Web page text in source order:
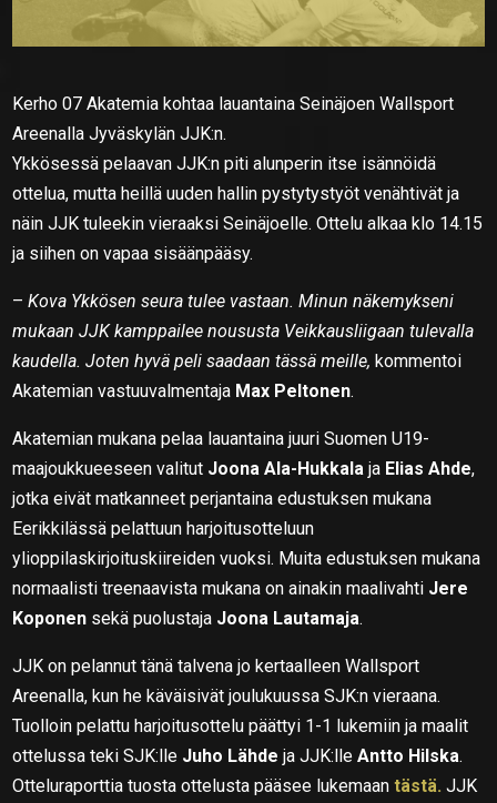
Kerho 07 Akatemia kohtaa lauantaina Seinäjoen Wallsport
Areenalla Jyväskylän JJK:n.
Ykkösessä pelaavan JJK:n piti alunperin itse isännöidä
ottelua, mutta heillä uuden hallin pystytystyöt venähtivät ja
näin JJK tuleekin vieraaksi Seinäjoelle. Ottelu alkaa klo 14.15
ja siihen on vapaa sisäänpääsy.
–Kova Ykkösen seura tulee vastaan. Minun näkemykseni
mukaan JJK kamppailee noususta Veikkausliigaan tulevalla
kaudella. Joten hyvä peli saadaan tässä meille, kommentoi
Akatemian vastuuvalmentaja Max Peltonen.
Akatemian mukana pelaa lauantaina juuri Suomen U19-
maajoukkueeseen valitut Joona Ala-Hukkala ja Elias Ahde,
jotka eivät matkanneet perjantaina edustuksen mukana
Eerikkilässä pelattuun harjoitusotteluun
ylioppilaskirjoituskiireiden vuoksi. Muita edustuksen mukana
normaalisti treenaavista mukana on ainakin maalivahti Jere
Koponen sekä puolustaja Joona Lautamaja.
JJK on pelannut tänä talvena jo kertaalleen Wallsport
Areenalla, kun he käväisivät joulukuussa SJK:n vieraana.
Tuolloin pelattu harjoitusottelu päättyi 1-1 lukemiin ja maalit
ottelussa teki SJK:lle Juho Lähde ja JJK:lleAntto Hilska.
Otteluraporttia tuosta ottelusta pääsee lukemaantästä. JJK